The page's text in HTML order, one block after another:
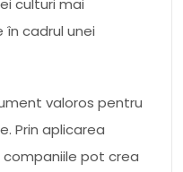
cadrul unei
valoros pentru
Prin aplicarea
companiile pot crea